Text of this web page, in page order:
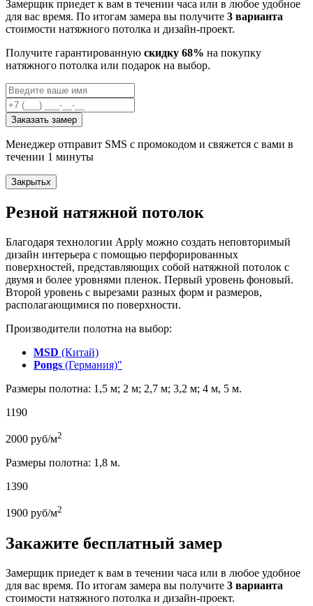
Замерщик приедет к вам в течении часа или в любое удобное
для вас время. По итогам замера вы получите 3 варианта
стоимости натяжного потолка и дизайн-проект.
Получите гарантированную скидку 68% на покупку
натяжного потолка или подарок на выбор.
Заказать замер
Менеджер отправит SMS с промокодом и свяжется с вами в
течении 1 минуты
Закрытьx
Резной натяжной потолок
Благодаря технологии Apply можно создать неповторимый
дизайн интерьера с помощью перфорированных
поверхностей, представляющих собой натяжной потолок с
двумя и более уровнями пленок. Первый уровень фоновый.
Второй уровень с вырезами разных форм и размеров,
располагающимися по поверхности.
Производители полотна на выбор:
MSD (Китай)
Pongs (Германия)"
Размеры полотна: 1,5 м; 2 м; 2,7 м; 3,2 м; 4 м, 5 м.
1190
2000 руб/м2
Размеры полотна: 1,8 м.
1390
1900 руб/м2
Закажите бесплатный замер
Замерщик приедет к вам в течении часа или в любое удобное
для вас время. По итогам замера вы получите 3 варианта
стоимости натяжного потолка и дизайн-проект.